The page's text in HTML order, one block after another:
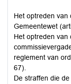
Het optreden van
Gemeentewet
Het optreden van
reglement van
67).
De straffen die